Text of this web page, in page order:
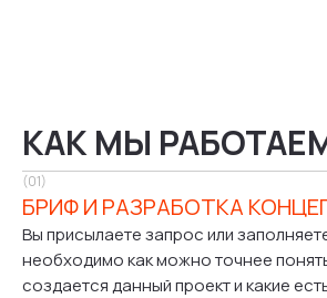
КАК МЫ
(01)
БРИФ И РАЗРАБОТКА
Вы присылаете запрос или
необходимо как можно точнее
создается данный проект и какие